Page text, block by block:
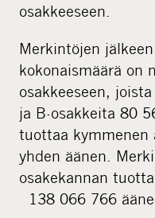
osakkeeseen.
Merkintöjen
kokonaismäärä on
osakkeeseen,
ja B-osakkeita 80
tuottaa kymmenen
yhden äänen.
osakekannan
138 066 766